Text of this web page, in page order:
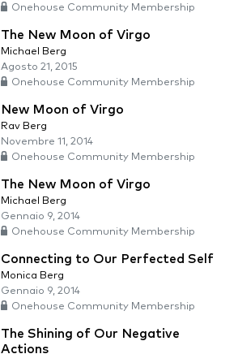
Onehouse Community Membership
The New Moon of Virgo
Michael Berg
Agosto 21, 2015
Onehouse Community Membership
New Moon of Virgo
Rav Berg
Novembre 11, 2014
Onehouse Community Membership
The New Moon of Virgo
Michael Berg
Gennaio 9, 2014
Onehouse Community Membership
Connecting to Our Perfected Self
Monica Berg
Gennaio 9, 2014
Onehouse Community Membership
The Shining of Our Negative
Actions